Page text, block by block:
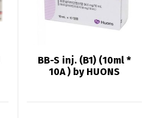
BB-S inj. (B1) (10ml *
10A ) by HUONS